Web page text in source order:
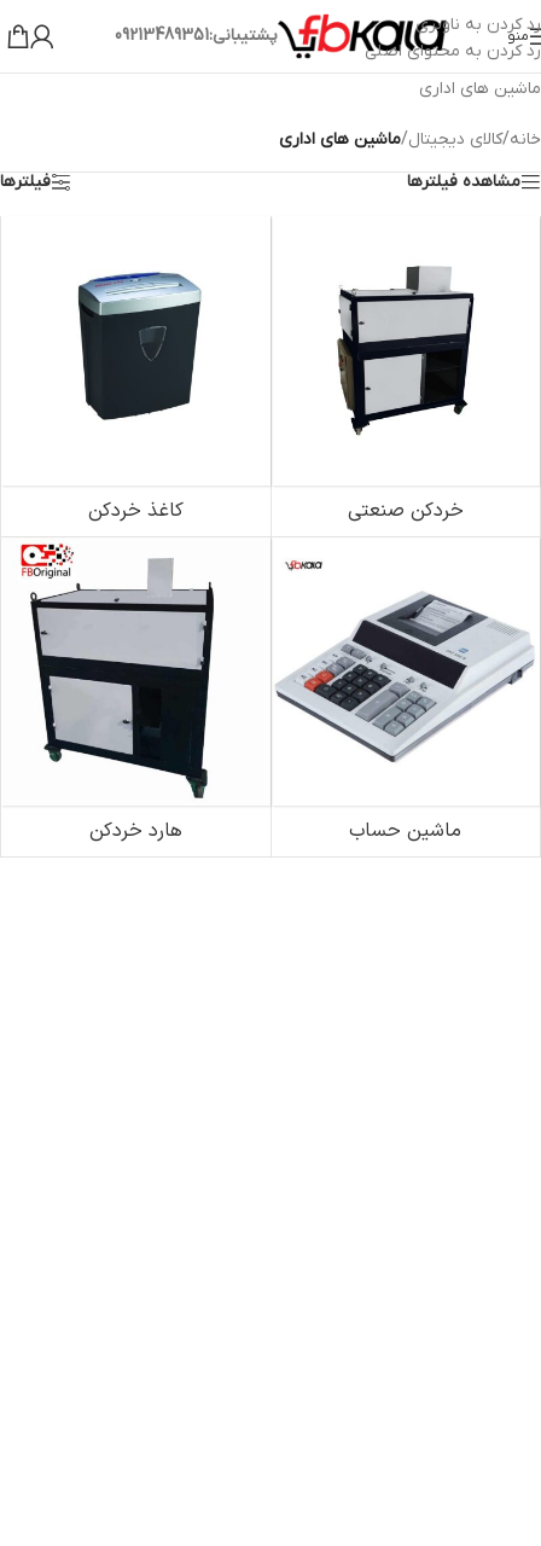
رد کردن به ناوبری
رد کردن به محتوای اصلی
منو پشتیبانی:09213489351
ماشین های اداری
خانه/کالای دیجیتال/ماشین های اداری
مشاهده فیلترها
فیلترها
خردکن صنعتی کاغذ خردکن
ماشین حساب هارد خردکن